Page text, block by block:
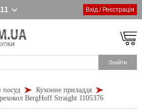
Вхід / Реєстрація
посуд
Кухонне приладдя
BergHoff Straight 1105376